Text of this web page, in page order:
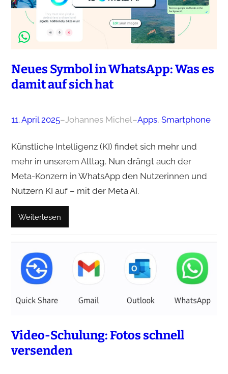
Neues Symbol in WhatsApp: Was es
damit auf sich hat
11. April 2025–Johannes Michel–Apps, Smartphone
Künstliche Intelligenz (KI) findet sich mehr und
mehr in unserem Alltag. Nun drängt auch der
Meta-Konzern in WhatsApp den Nutzerinnen und
Nutzern KI auf – mit der Meta AI.
Weiterlesen
Video-Schulung: Fotos schnell
versenden